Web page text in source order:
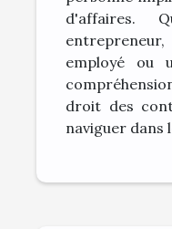
d'affaires.
employé ou
droit des
naviguer dans